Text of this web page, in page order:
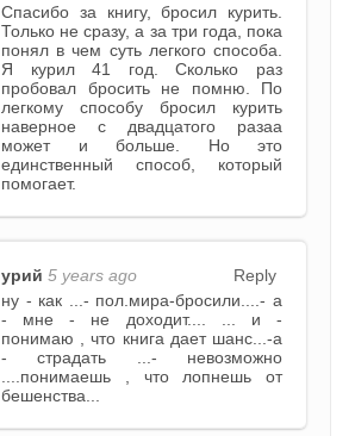
Спасибо за книгу, бросил курить.
Только не сразу, а за три года, пока
понял в чем суть легкого способа.
Я курил 41 год. Сколько раз
пробовал бросить не помню. По
легкому способу бросил курить
наверное с двадцатого разаа
может и больше. Но это
единственный способ, который
помогает.
Reply
урий 5 years ago
ну - как ...- пол.мира-бросили....- а
- мне - не доходит.... ... и -
понимаю , что книга дает шанс...-а
- страдать ...- невозможно
....понимаешь , что лопнешь от
бешенства...